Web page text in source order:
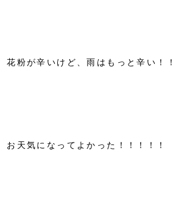
花粉が辛いけど、雨はもっと辛い！！
お天気になってよかった！！！！！